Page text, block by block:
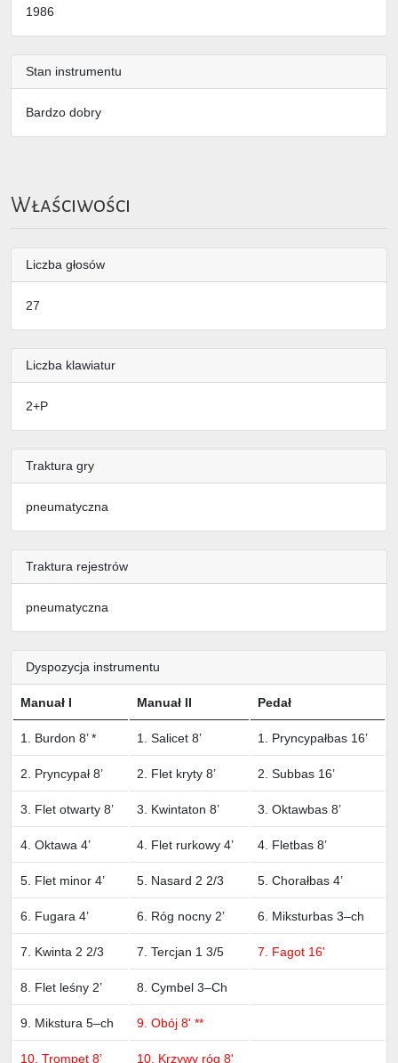
1986
Stan instrumentu
Bardzo dobry
Właściwości
Liczba głosów
27
Liczba klawiatur
2+P
Traktura gry
pneumatyczna
Traktura rejestrów
pneumatyczna
Dyspozycja instrumentu
Manuał I Manuał II Pedał
1. Burdon 8’ * 1. Salicet 8’ 1. Pryncypałbas 16’
2. Pryncypał 8’ 2. Flet kryty 8’ 2. Subbas 16’
3. Flet otwarty 8’ 3. Kwintaton 8’ 3. Oktawbas 8’
4. Oktawa 4’ 4. Flet rurkowy 4’ 4. Fletbas 8’
5. Flet minor 4’ 5. Nasard 2 2/3 5. Chorałbas 4’
6. Fugara 4’ 6. Róg nocny 2’ 6. Miksturbas 3–ch
7. Kwinta 2 2/3 7. Tercjan 1 3/5 7. Fagot 16'
8. Flet leśny 2’ 8. Cymbel 3–Ch
9. Mikstura 5–ch 9. Obój 8' **
10. Trompet 8’ 10. Krzywy róg 8'